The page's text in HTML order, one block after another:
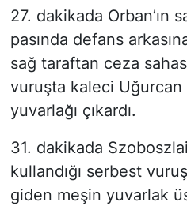
27. dakikada Orban’ın
pasında defans
sağ taraftan ceza
vuruşta kaleci Uğurcan
yuvarlağı çıkardı.
31. dakikada
kullandığı serbest
giden meşin yuvarlak